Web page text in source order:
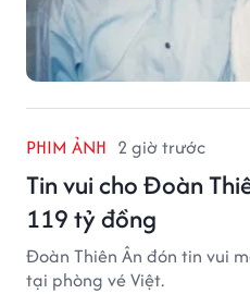
PHIM ẢNH 2 giờ trước
Tin vui cho Đoàn
119 tỷ đồng
Đoàn Thiên Ân đón tin vui
tại phòng vé Việt.